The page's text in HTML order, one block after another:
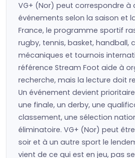
VG+ (Nor) peut correspondre à
événements selon la saison et
France, le programme sportif
rugby, tennis, basket, handball,
mécaniques et tournois
référence Stream Foot aide à
recherche, mais la lecture doit
Un événement devient
une finale, un derby, une
classement, une sélection
éliminatoire. VG+ (Nor) peut
soir et à un autre sport le
vient de ce qui est en jeu, pas